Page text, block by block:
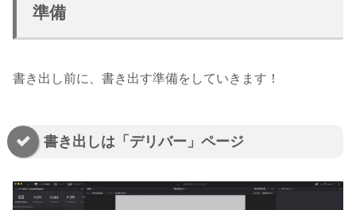
準備
書き出し前に、書き出す準備をしていきます！
書き出しは「デリバー」ページ